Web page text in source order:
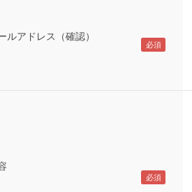
ルアドレス（確認）